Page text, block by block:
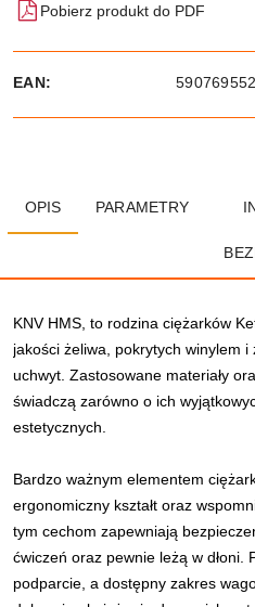
Pobierz produkt do PDF
EAN:
OPIS PARAMETRY
KNV HMS, to rodzina ciężarków
jakości żeliwa, pokrytych winylem
uchwyt. Zastosowane materiały
świadczą zarówno o ich
estetycznych.
Bardzo ważnym elementem
ergonomiczny kształt oraz
tym cechom zapewniają
ćwiczeń oraz pewnie leżą w dłoni.
podparcie, a dostępny zakres